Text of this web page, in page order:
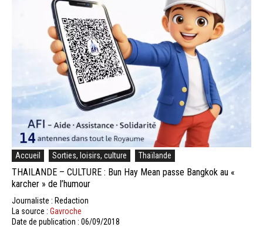
Accueil Sorties, loisirs, culture Thaïlande
THAILANDE – CULTURE : Bun Hay Mean passe Bangkok au «
karcher » de l’humour
Journaliste : Redaction
La source : Gavroche
Date de publication : 06/09/2018